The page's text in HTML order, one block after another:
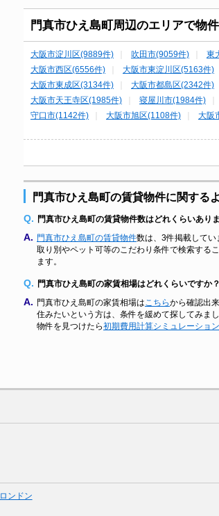
門真市ひえ島町周辺のエリアで物
大阪市淀川区(9889件) 吹田市(9059件) 東
大阪市西区(6556件)
大阪市東淀川区(5163件)
大阪市東成区(3134件)
大阪市都島区(2342件)
大阪市天王寺区(1985件)
寝屋川市(1984件)
守口市(1142件)
大阪市旭区(1108件) 大阪
門真市ひえ島町の賃貸物件に関する
Q. 門真市ひえ島町の賃貸物件数はどれくらいあり
A. 門真市ひえ島町の賃貸物件数は、3件掲載して
取り別やペット可等のこだわり条件で検索する
ます。
Q. 門真市ひえ島町の家賃相場はどれくらいですか
A. 門真市ひえ島町の家賃相場は こちらから確認出
住みたいという方は、条件を緩めて探してみま
物件を見つけたら初期費用計算シミュレーション
ロンドン